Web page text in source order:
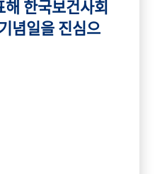
한국보건사회
념일을 진심으